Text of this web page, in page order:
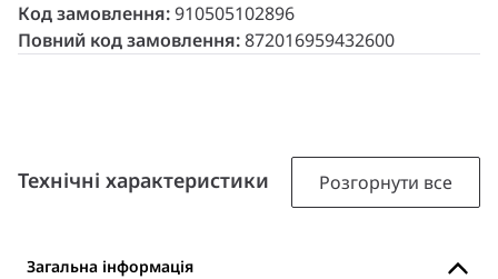
Код замовлення:910505102896
Повний код замовлення:872016959432600
Технічні характеристики Розгорнути все
Загальна інформація